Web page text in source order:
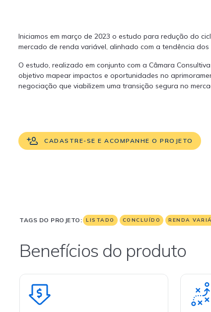
Iniciamos em março de 2023 o estudo para redução do
mercado de renda variável, alinhado com a tendência
O estudo, realizado em conjunto com a Câmara
objetivo mapear impactos e oportunidades no
negociação que viabilizem uma transição segura no
CADASTRE-SE E ACOMPANHE O PROJETO
TAGS DO PROJETO: LISTADO CONCLUÍDO RENDA
Benefícios do produto